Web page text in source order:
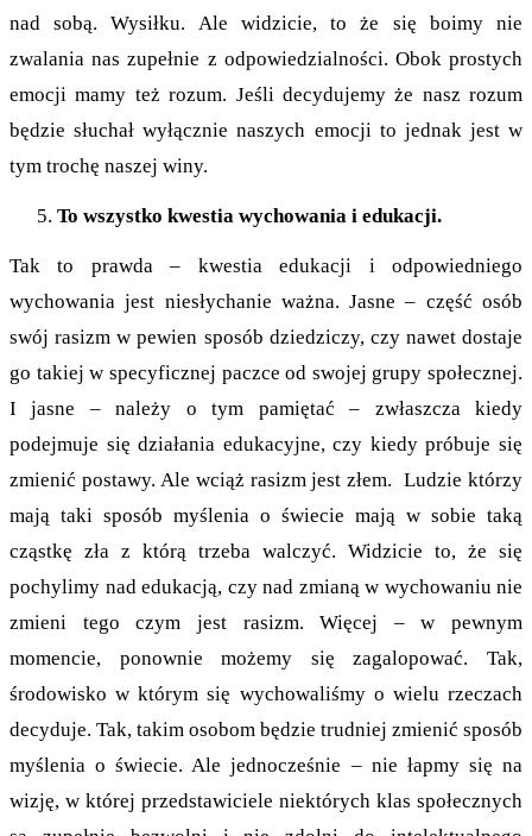
nad sobą. Wysiłku. Ale widzicie, to że się boimy nie
zwalania nas zupełnie z odpowiedzialności. Obok prostych
emocji mamy też rozum. Jeśli decydujemy że nasz rozum
będzie słuchał wyłącznie naszych emocji to jednak jest w
tym trochę naszej winy.
To wszystko kwestia wychowania i edukacji.
Tak to prawda – kwestia edukacji i odpowiedniego
wychowania jest niesłychanie ważna. Jasne – część osób
swój rasizm w pewien sposób dziedziczy, czy nawet dostaje
go takiej w specyficznej paczce od swojej grupy społecznej.
I jasne – należy o tym pamiętać – zwłaszcza kiedy
podejmuje się działania edukacyjne, czy kiedy próbuje się
zmienić postawy. Ale wciąż rasizm jest złem. Ludzie którzy
mają taki sposób myślenia o świecie mają w sobie taką
cząstkę zła z którą trzeba walczyć. Widzicie to, że się
pochylimy nad edukacją, czy nad zmianą w wychowaniu nie
zmieni tego czym jest rasizm. Więcej – w pewnym
momencie, ponownie możemy się zagalopować. Tak,
środowisko w którym się wychowaliśmy o wielu rzeczach
decyduje. Tak, takim osobom będzie trudniej zmienić sposób
myślenia o świecie. Ale jednocześnie – nie łapmy się na
wizję, w której przedstawiciele niektórych klas społecznych